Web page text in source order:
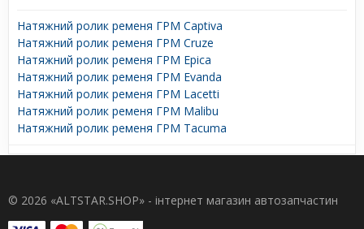
Натяжний ролик ременя ГРМ Captiva
Натяжний ролик ременя ГРМ Cruze
Натяжний ролик ременя ГРМ Epica
Натяжний ролик ременя ГРМ Evanda
Натяжний ролик ременя ГРМ Lacetti
Натяжний ролик ременя ГРМ Malibu
Натяжний ролик ременя ГРМ Tacuma
© 2026 «ALTSTAR.SHOP» - інтернет магазин автозапчастин